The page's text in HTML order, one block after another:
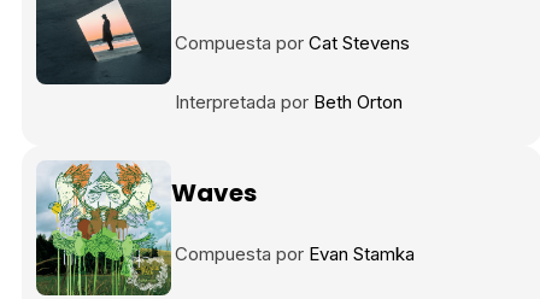
Compuesta por Cat Stevens
Interpretada por Beth Orton
Waves
Compuesta por Evan Stamka